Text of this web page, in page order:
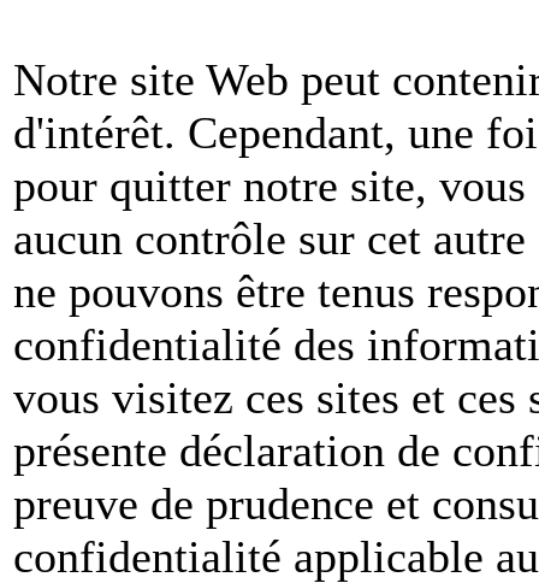
Notre site Web peut
d'intérêt. Cependant, une
pour quitter notre site, vous
aucun contrôle sur cet
ne pouvons être tenus
confidentialité des
vous visitez ces sites et ces
présente déclaration de
preuve de prudence et
confidentialité applicable